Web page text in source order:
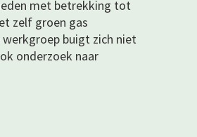
met betrekking tot
zelf groen gas
buigt zich niet
onderzoek naar